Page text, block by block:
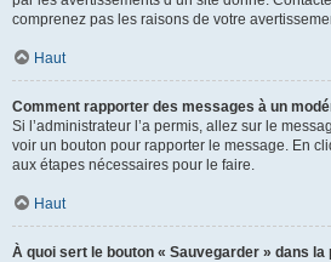
comprenez pas les raisons de votre
Haut
Comment rapporter des messages à un
Si l’administrateur l’a permis, allez sur le
voir un bouton pour rapporter le message. En
aux étapes nécessaires pour le faire.
Haut
À quoi sert le bouton « Sauvegarder » dans la